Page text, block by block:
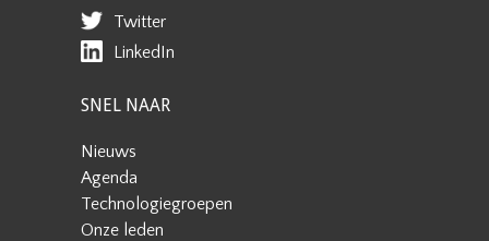
Twitter
LinkedIn
SNEL NAAR
Nieuws
Agenda
Technologiegroepen
Onze leden